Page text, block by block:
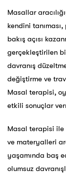
Masallar
kendini
bakış açısı
gerçekleştirilen
davranış
değiştirme ve
Masal terapisi,
etkili sonuçlar
Masal terapisi
ve materyalleri
yaşamında baş
olumsuz